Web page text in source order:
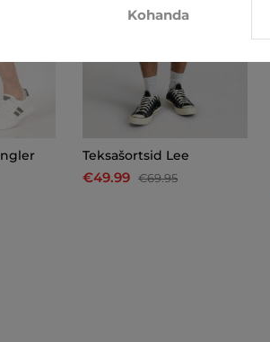
Teksašortsid Lee
€49.99 €69.95
Kohanda